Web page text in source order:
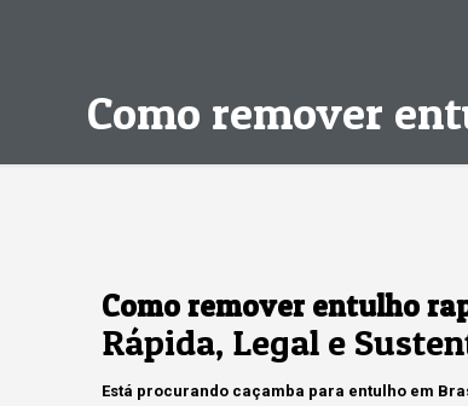
Como remover
Como remover entulho
Rápida, Legal e
Está procurando caçamba para entulho em